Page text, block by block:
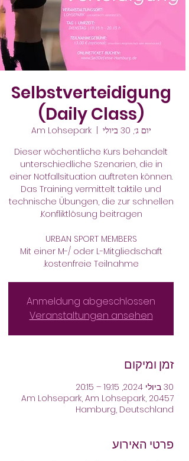
Selbstverteidigung
(Daily Class)
יום ג׳, 30 ביולי
  |
Am Lohsepark
Dieser wöchentliche Kurs behandelt
unterschiedliche Szenarien, die in
einer Notfallsituation auftreten können.
Das Training vermittelt taktile und
technische Übungen, die zur schnellen
Mit einer M-/ oder L-Mitgliedschaft
kostenfreie Teilnahme.
Anmeldung abgeschlossen
Veranstaltungen ansehen
זמן ומיקום
30 ביולי 2024, 19:15 – 20:15
Am Lohsepark, Am Lohsepark, 20457
Hamburg, Deutschland
פרטי האירוע